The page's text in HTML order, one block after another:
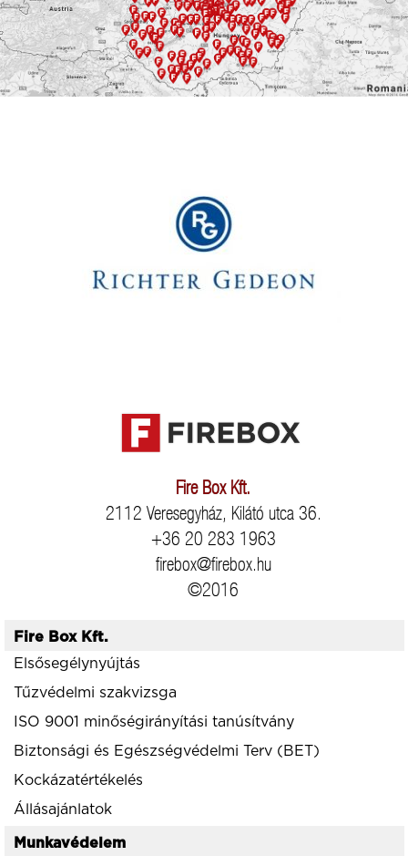
Fire Box Kft.
2112 Veresegyház, Kilátó utca 36.
+36 20 283 1963
firebox@firebox.hu
©2016
Fire Box Kft.
Elsősegélynyújtás
Tűzvédelmi szakvizsga
ISO 9001 minőségirányítási tanúsítvány
Biztonsági és Egészségvédelmi Terv (BET)
Kockázatértékelés
Állásajánlatok
Munkavédelem